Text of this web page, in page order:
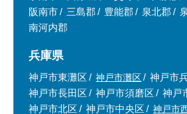
阪南市
三島郡 豊能郡 泉北郡
南河内郡
兵庫県
神戸市東灘区 神戸市灘区
神戸市
神戸市長田区
神戸市須磨区
神戸
神戸市北区
神戸市中央区 神戸市